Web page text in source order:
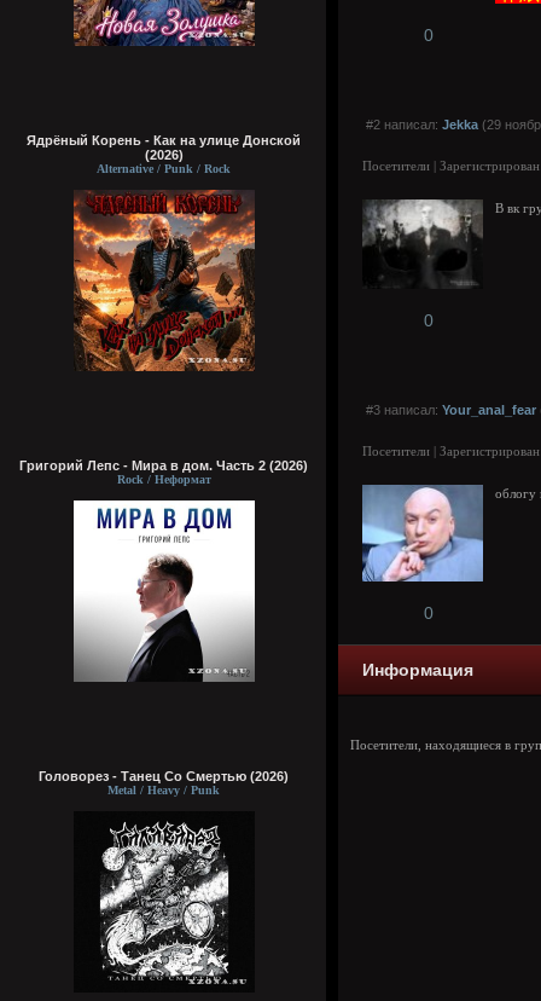
Ядрёный Корень - Как на улице Донской
(2026)
Alternative / Punk / Rock
Григорий Лепс - Мира в дом. Часть 2 (2026)
Rock / Неформат
Головорез - Tанец Со Смертью (2026)
Metal / Heavy / Punk
0
#2 написал: Jekka (29
Посетители |
В вк
0
#3 написал: Your_anal_fear
Посетители |
облогу
0
Информация
Посетители, находящиеся в